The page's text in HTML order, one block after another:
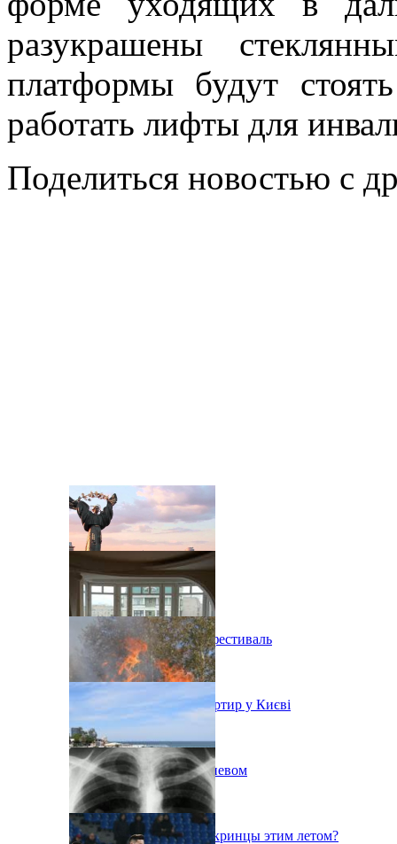
разукрашены
платформы будут
работать лифты для
Поделиться новостью с
В Киеве состоится эко-фестиваль
Ситуація з орендою квартир у Києві
Пожар на свалке под Киевом
Куда поедут отдыхать укринцы этим летом?